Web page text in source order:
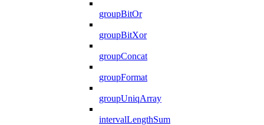
groupBitOr
groupBitXor
groupConcat
groupFormat
groupUniqArray
intervalLengthSum